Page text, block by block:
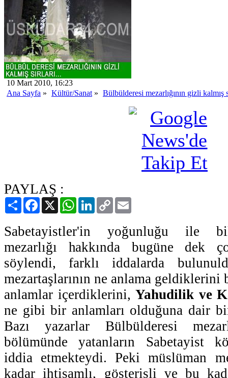
10 Mart 2010, 16:23
Ana Sayfa » Kültür/Sanat » Bülbülderesi mezarlığının gizli kalmış
PAYLAŞ :
PaylaşFacebook
X WhatsAppLinkedIn
Copy
Link
Sabetayistler'in yoğunluğu ile
mezarlığı hakkında bugüne dek
söylendi, farklı iddalarda
mezartaşlarının ne anlama geldiklerini
anlamlar içerdiklerini,Yahudilik ve
ne gibi bir anlamları olduğuna dair bir
Bazı yazarlar Bülbülderesi
bölümünde yatanların Sabetayist
iddia etmekteydi. Peki müslüman
kadar ihtişamlı, gösterişli ve bu